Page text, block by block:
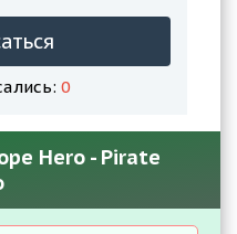
0
Hero - Pirate